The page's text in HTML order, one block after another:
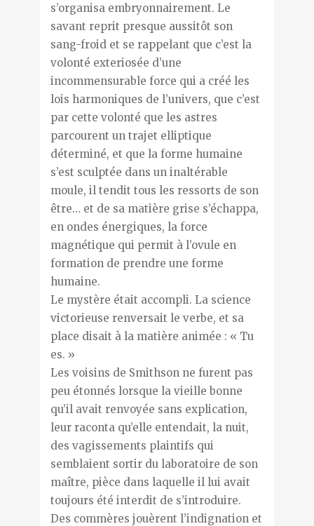
s’organisa embryonnairement. Le
savant reprit presque aussitôt son
sang-froid et se rappelant que c’est la
volonté exteriosée d’une
incommensurable force qui a créé les
lois harmoniques de l’univers, que c’est
par cette volonté que les astres
parcourent un trajet elliptique
déterminé, et que la forme humaine
s’est sculptée dans un inaltérable
moule, il tendit tous les ressorts de son
être… et de sa matière grise s’échappa,
en ondes énergiques, la force
magnétique qui permit à l’ovule en
formation de prendre une forme
humaine.
Le mystère était accompli. La science
victorieuse renversait le verbe, et sa
place disait à la matière animée : « Tu
es. »
Les voisins de Smithson ne furent pas
peu étonnés lorsque la vieille bonne
qu’il avait renvoyée sans explication,
leur raconta qu’elle entendait, la nuit,
des vagissements plaintifs qui
semblaient sortir du laboratoire de son
maître, pièce dans laquelle il lui avait
toujours été interdit de s’introduire.
Des commères jouèrent l’indignation et